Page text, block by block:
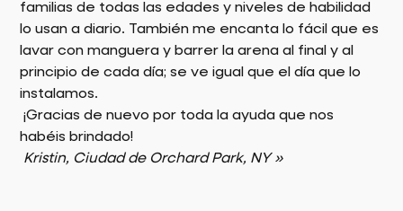
familias de todas las edades y niveles de habilidad
lo usan a diario. También me encanta lo fácil que es
lavar con manguera y barrer la arena al final y al
principio de cada día; se ve igual que el día que lo
instalamos.
¡Gracias de nuevo por toda la ayuda que nos
habéis brindado!
Kristin, Ciudad de Orchard Park, NY »